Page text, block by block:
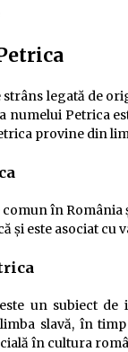
legată de
numelui Petrica
provine din
în
și este asociat cu
un subiect
slavă, în
în cultura